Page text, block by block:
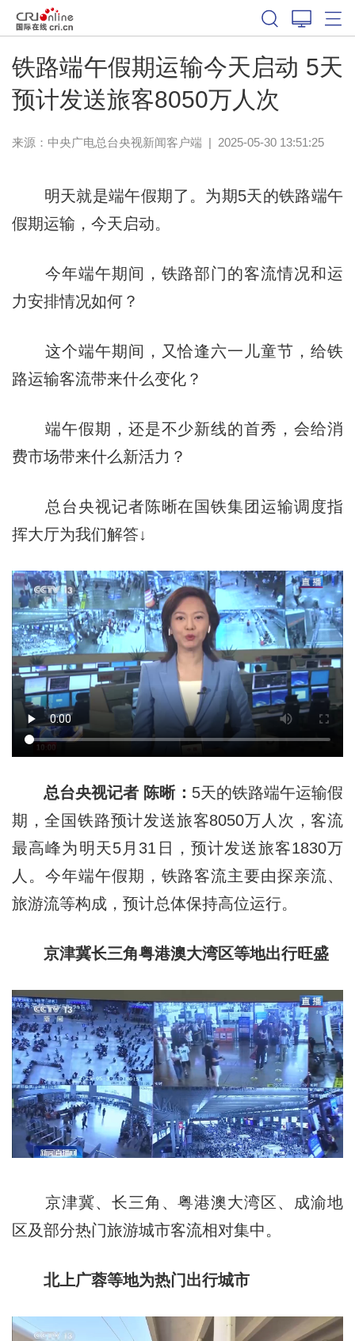
铁路端午假期运输今天启动 5天
预计发送旅客8050万人次
来源： 中央广电总台央视新闻客户端 | 2025-05-30 13:51:25
明天就是端午假期了。为期5天的铁路端午
假期运输，今天启动。
今年端午期间，铁路部门的客流情况和运
力安排情况如何？
这个端午期间，又恰逢六一儿童节，给铁
路运输客流带来什么变化？
端午假期，还是不少新线的首秀，会给消
费市场带来什么新活力？
总台央视记者陈晰在国铁集团运输调度指
挥大厅为我们解答↓
总台央视记者 陈晰： 5天的铁路端午运输假
期，全国铁路预计发送旅客8050万人次，客流
最高峰为明天5月31日，预计发送旅客1830万
人。今年端午假期，铁路客流主要由探亲流、
旅游流等构成，预计总体保持高位运行。
京津冀长三角粤港澳大湾区等地出行旺盛
京津冀、长三角、粤港澳大湾区、成渝地
区及部分热门旅游城市客流相对集中。
北上广蓉等地为热门出行城市